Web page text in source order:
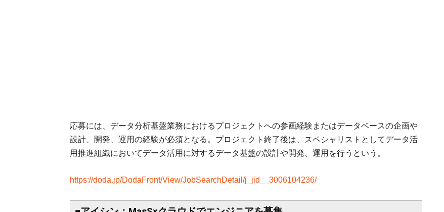
応募には、データ分析基盤業務におけるプロジェクトへの参画経験またはデータベースの企画や
設計、開発、運用の経験が必須となる。プロジェクト終了後は、スペシャリストとしてデータ活
用推進組織においてデータ活用に対するデータ基盤の設計や開発、運用を行うという。
https://doda.jp/DodaFront/View/JobSearchDetail/j_jid__3006104236/